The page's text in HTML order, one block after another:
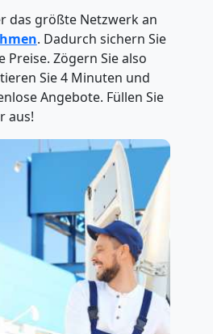
das größte Netzwerk an
. Dadurch sichern Sie
Preise. Zögern Sie also
Sie 4 Minuten und
Angebote. Füllen Sie
aus!